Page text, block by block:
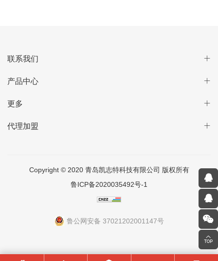
联系我们
产品中心
更多
代理加盟
Copyright © 2020 青岛凯志特科技有限公司 版权所有
鲁ICP备2020035492号-1
鲁公网安备 37021202001147号